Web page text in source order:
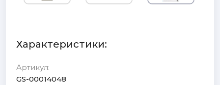
Характеристики:
Артикул:
GS-00014048